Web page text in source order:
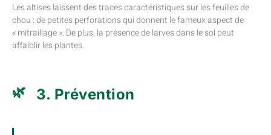
Les altises laissent des traces caractéristiques sur les feuilles de
chou : de petites perforations qui donnent le fameux aspect de
« mitraillage ». De plus, la présence de larves dans le sol peut
affaiblir les plantes.
3. Prévention